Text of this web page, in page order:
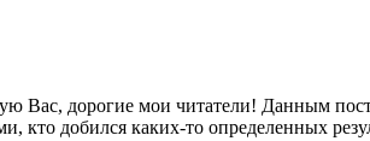
Вас, дорогие мои читатели! Данным
кто добился каких-то определенных